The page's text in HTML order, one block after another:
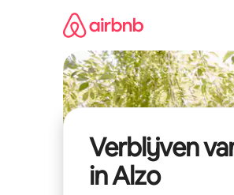
Verblijven
in Alzo